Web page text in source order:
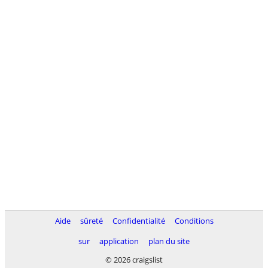
Aide sûreté Confidentialité
Conditions
sur
application
plan du site
© 2026 craigslist